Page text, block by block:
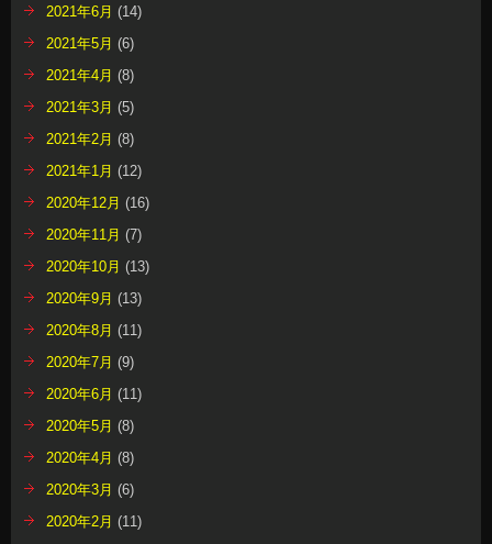
2021年6月 (14)
2021年5月 (6)
2021年4月 (8)
2021年3月 (5)
2021年2月 (8)
2021年1月 (12)
2020年12月 (16)
2020年11月 (7)
2020年10月 (13)
2020年9月 (13)
2020年8月 (11)
2020年7月 (9)
2020年6月 (11)
2020年5月 (8)
2020年4月 (8)
2020年3月 (6)
2020年2月 (11)